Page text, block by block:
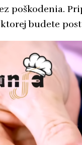
poškodenia.
budete